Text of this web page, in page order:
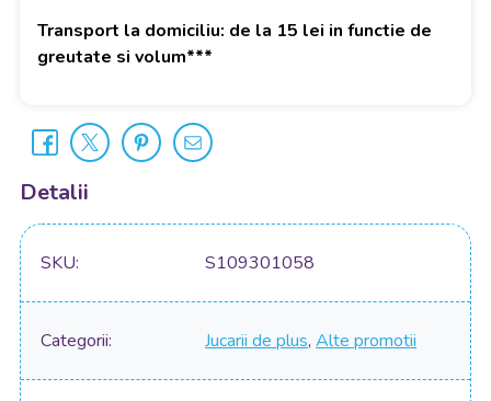
Transport la domiciliu: de la 15 lei in functie de
greutate si volum***
Detalii
SKU S109301058
Categorii Jucarii de plus, Alte promotii